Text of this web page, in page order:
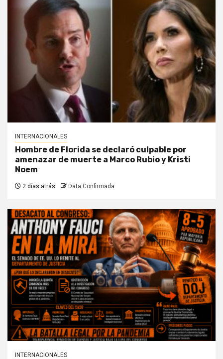
INTERNACIONALES
Hombre de Florida se declaró culpable por
amenazar de muerte a Marco Rubio y Kristi
Noem
2 días atrás Data Confirmada
INTERNACIONALES